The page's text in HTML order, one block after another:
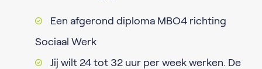
Een afgerond diploma MBO4 richting
Sociaal Werk
Jij wilt 24 tot 32 uur per week werken. De